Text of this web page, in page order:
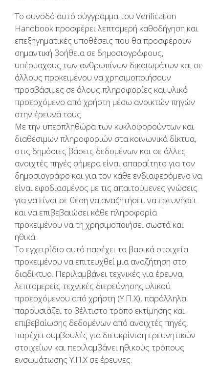
Το συνοδό αυτό σύγγραμμα του Verification
Handbook προσφέρει λεπτομερή καθοδήγηση και
επεξηγηματικές υποθέσεις που θα προσφέρουν
σημαντική βοήθεια σε δημοσιογράφους,
υπέρμαχους των ανθρωπίνων δικαιωμάτων και σε
άλλους προκειμένου να χρησιμοποιήσουν
προσβάσιμες σε όλους πληροφορίες και υλικό
προερχόμενο από χρήστη μέσω ανοικτών πηγών
στην έρευνά τους.
Με την υπερπληθώρα των κυκλοφορούντων και
διαθέσιμων πληροφοριών στα κοινωνικά δίκτυα,
στις δημόσιες βάσεις δεδομένων και σε άλλες
ανοιχτές πηγές σήμερα είναι απαραίτητο για τον
δημοσιογράφο και για τον κάθε ενδιαφερόμενο να
είναι εφοδιασμένος με τις απαιτούμενες γνώσεις
για να είναι σε θέση να αναζητήσει, να ερευνήσει
και να επιβεβαιώσει κάθε πληροφορία
προκειμένου να τη χρησιμοποιήσει σωστά και
ηθικά.
Το εγχειρίδιο αυτό παρέχει τα βασικά στοιχεία
προκειμένου να επιτευχθεί μια αναζήτηση στο
διαδίκτυο. Περιλαμβάνει τεχνικές για έρευνα,
λεπτομερείς τεχνικές διερεύνησης υλικού
προερχόμενου από χρήστη (Υ.Π.Χ), παράλληλα
παρουσιάζει το βέλτιστο τρόπο εκτίμησης και
επιβεβαίωσης δεδομένων από ανοιχτές πηγές,
παρέχει συμβουλές για διευκρίνιση ερευνητικών
στοιχείων και περιλαμβάνει ηθικούς τρόπους
ενσωμάτωσης Υ.Π.Χ σε έρευνες.